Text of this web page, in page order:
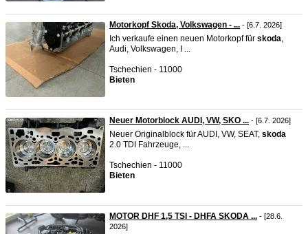
Motorkopf Skoda, Volkswagen - ... - [6.7. 2026]
Ich verkaufe einen neuen Motorkopf für skoda,
Audi, Volkswagen, I ...
Tschechien - 11000
Bieten
Neuer Motorblock AUDI, VW, SKO ... - [6.7. 2026]
Neuer Originalblock für AUDI, VW, SEAT, skoda
2.0 TDI Fahrzeuge, ...
Tschechien - 11000
Bieten
MOTOR DHF 1,5 TSI - DHFA SKODA ... - [28.6.
2026]